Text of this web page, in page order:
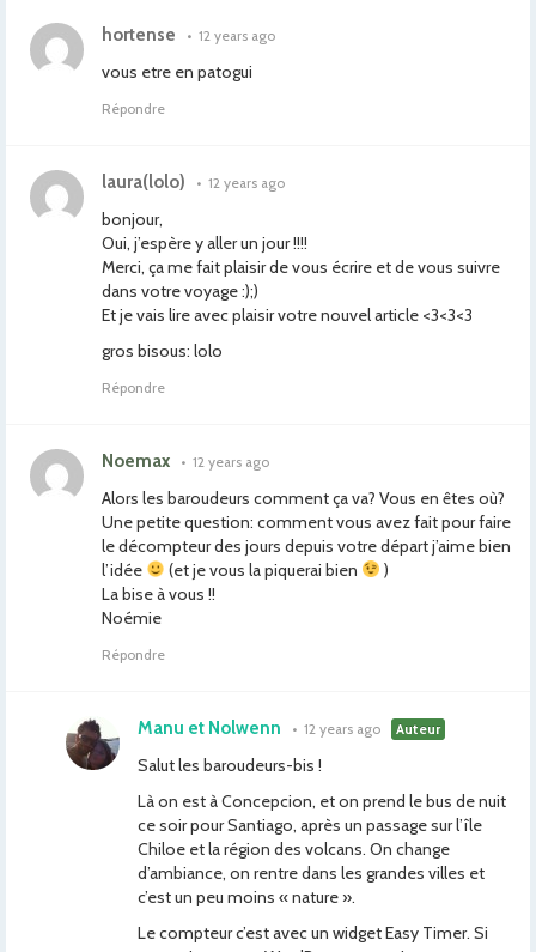
hortense • 12 years ago
vous etre en patogui
Répondre
laura(lolo) • 12 years ago
bonjour,
Oui, j’espère y aller un jour !!!!
Merci, ça me fait plaisir de vous écrire et de vous suivre
dans votre voyage :);)
Et je vais lire avec plaisir votre nouvel article <3<3<3
gros bisous: lolo
Répondre
Noemax • 12 years ago
Alors les baroudeurs comment ça va? Vous en êtes où?
Une petite question: comment vous avez fait pour faire
le décompteur des jours depuis votre départ j’aime bien
l’idée
(et je vous la piquerai bien
)
La bise à vous !!
Noémie
Répondre
Manu et Nolwenn • 12 years ago Auteur
Salut les baroudeurs-bis !
Là on est à Concepcion, et on prend le bus de nuit
ce soir pour Santiago, après un passage sur l’île
Chiloe et la région des volcans. On change
d’ambiance, on rentre dans les grandes villes et
c’est un peu moins « nature ».
Le compteur c’est avec un widget Easy Timer. Si